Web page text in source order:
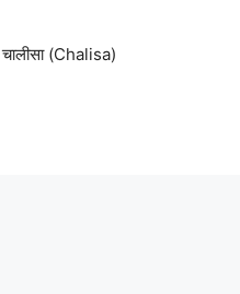
चालीसा (Chalisa)